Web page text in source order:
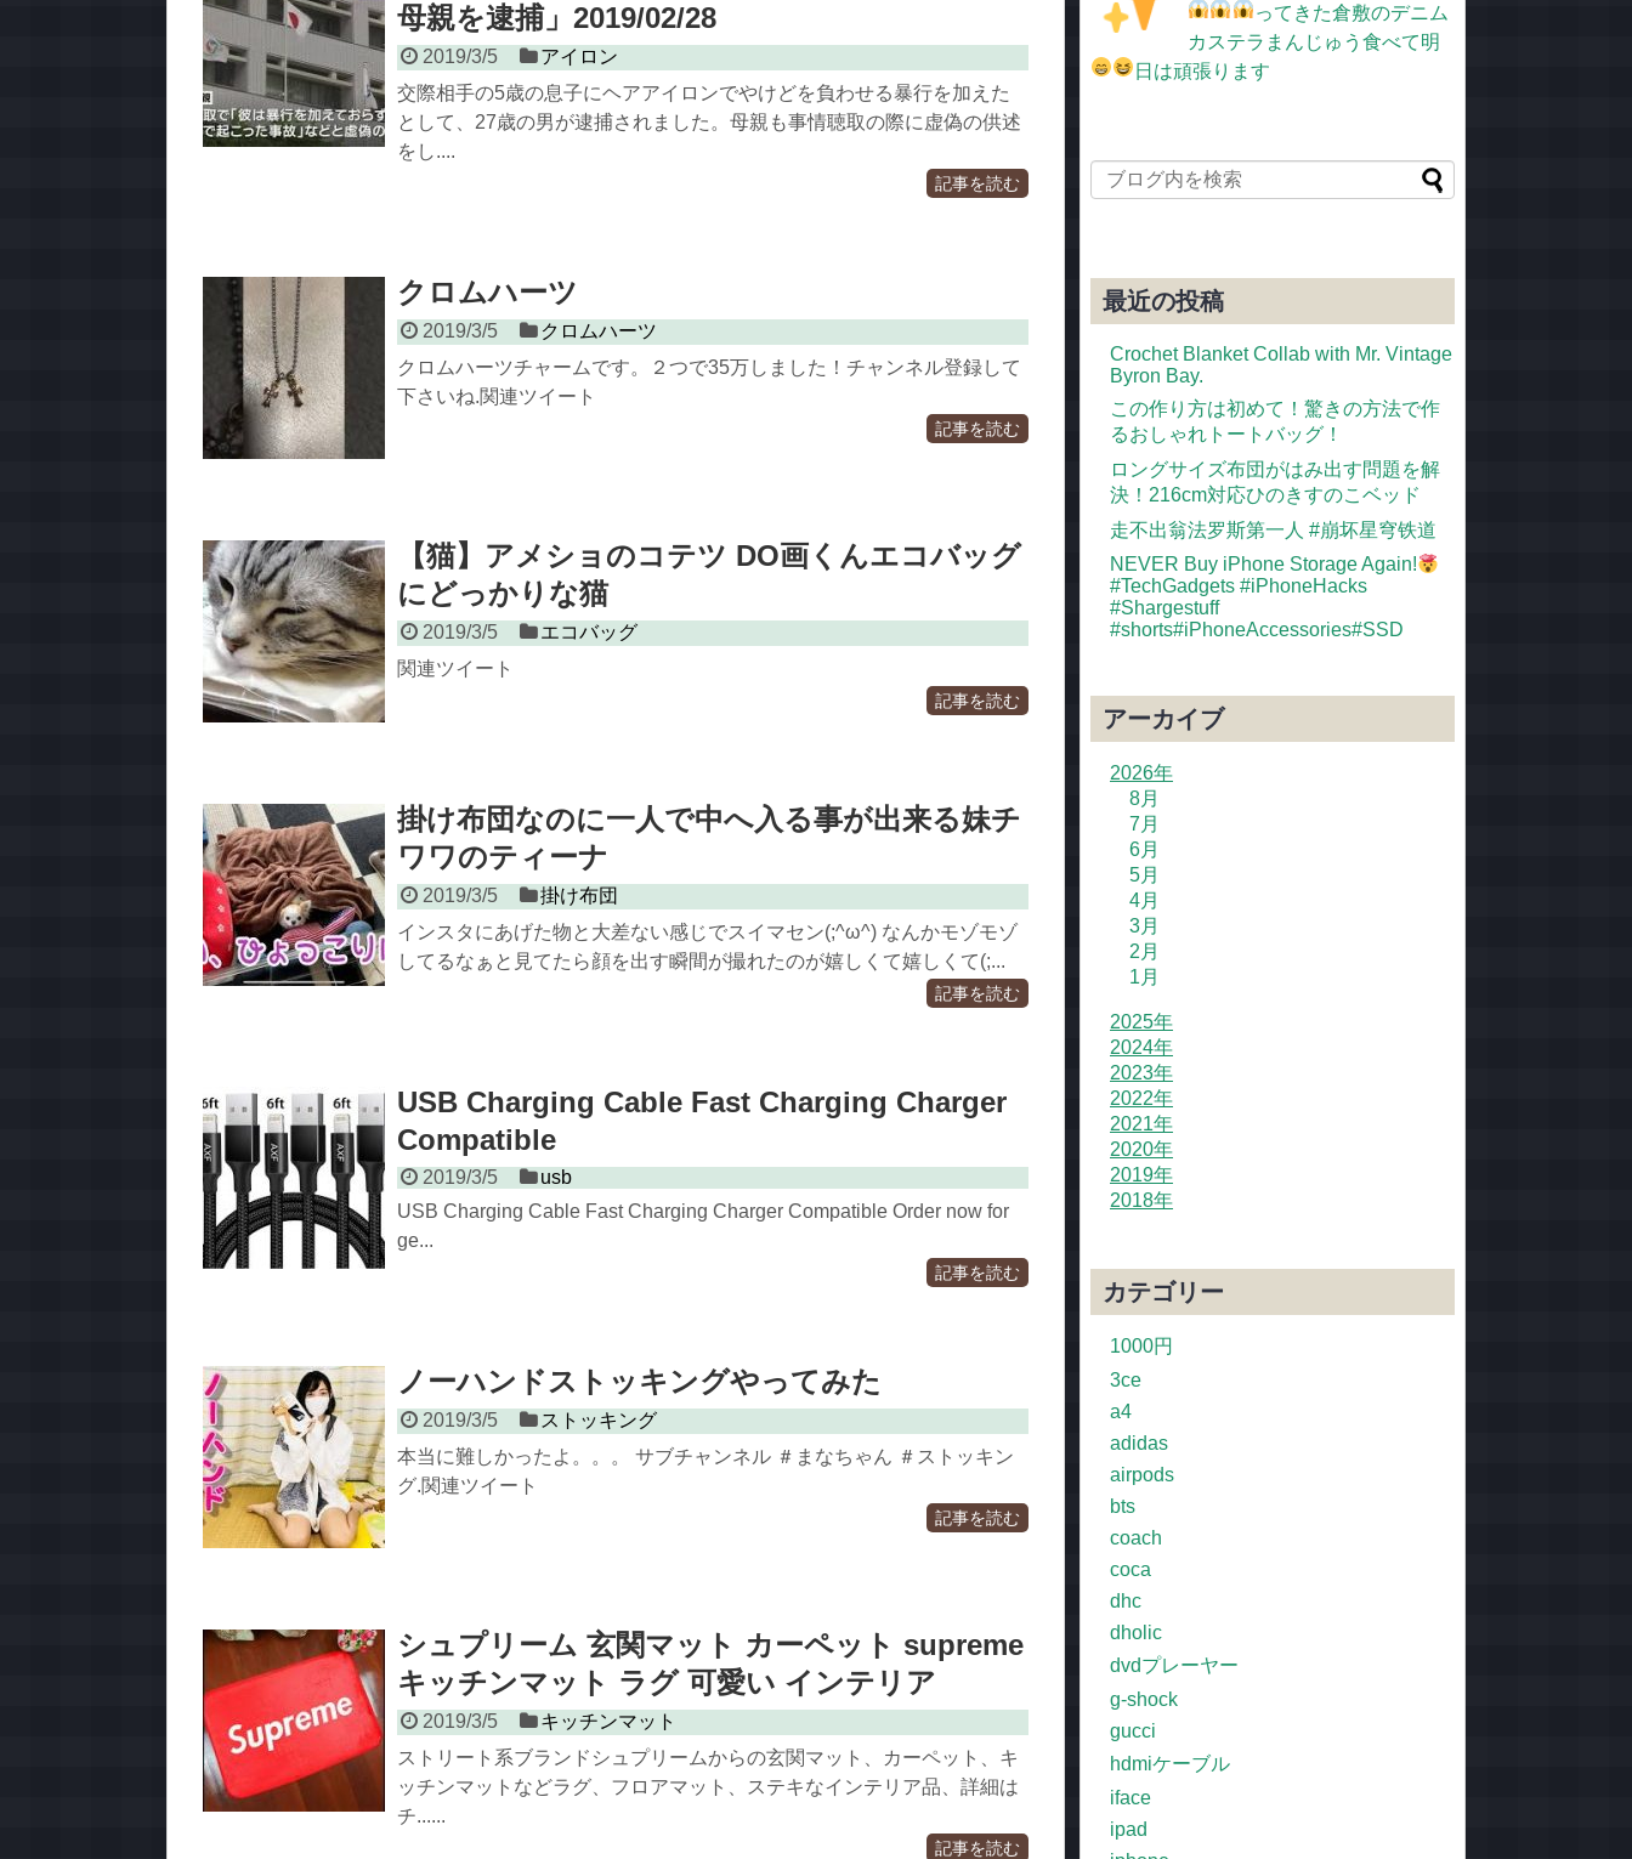
母親を逮捕」2019/02/28
2019/3/5
アイロン
交際相手の5歳の息子にヘアアイロンでやけどを負わせる暴行を加えた
として、27歳の男が逮捕されました。母親も事情聴取の際に虚偽の供述
をし....
記事を読む
クロムハーツ
2019/3/5
クロムハーツ
クロムハーツチャームです。２つで35万しました！チャンネル登録して
下さいね.関連ツイート
記事を読む
【猫】アメショのコテツ DO画くんエコバッグ
にどっかりな猫
2019/3/5
エコバッグ
関連ツイート
記事を読む
掛け布団なのに一人で中へ入る事が出来る妹チ
ワワのティーナ
2019/3/5
掛け布団
インスタにあげた物と大差ない感じでスイマセン(;^ω^) なんかモゾモゾ
してるなぁと見てたら顔を出す瞬間が撮れたのが嬉しくて嬉しくて(;...
記事を読む
USB Charging Cable Fast Charging Charger
Compatible
2019/3/5
usb
USB Charging Cable Fast Charging Charger Compatible Order now for
ge...
記事を読む
ノーハンドストッキングやってみた
2019/3/5
ストッキング
本当に難しかったよ。。。 サブチャンネル ＃まなちゃん ＃ストッキン
グ.関連ツイート
記事を読む
シュプリーム 玄関マット カーペット supreme
キッチンマット ラグ 可愛い インテリア
2019/3/5
キッチンマット
ストリート系ブランドシュプリームからの玄関マット、カーペット、キ
ッチンマットなどラグ、フロアマット、ステキなインテリア品、詳細は
チ......
記事を読む
ってきた倉敷のデニム
カステラまんじゅう食べて明
日は頑張ります
最近の投稿
Crochet Blanket Collab with Mr. Vintage
Byron Bay.
この作り方は初めて！驚きの方法で作
るおしゃれトートバッグ！
ロングサイズ布団がはみ出す問題を解
決！216cm対応ひのきすのこベッド
走不出翁法罗斯第一人 #崩坏星穹铁道
NEVER Buy iPhone Storage Again!
#TechGadgets #iPhoneHacks
#Shargestuff
#shorts#iPhoneAccessories#SSD
アーカイブ
2026年
8月
7月
6月
5月
4月
3月
2月
1月
2025年
2024年
2023年
2022年
2021年
2020年
2019年
2018年
カテゴリー
1000円
3ce
a4
adidas
airpods
bts
coach
coca
dhc
dholic
dvdプレーヤー
g-shock
gucci
hdmiケーブル
iface
ipad